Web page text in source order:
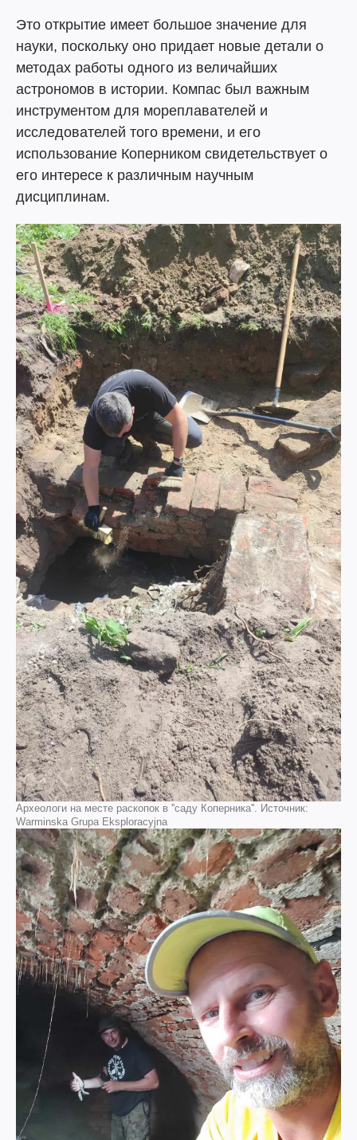
Это открытие имеет большое значение для
науки, поскольку оно придает новые детали о
методах работы одного из величайших
астрономов в истории. Компас был важным
инструментом для мореплавателей и
исследователей того времени, и его
использование Коперником свидетельствует о
его интересе к различным научным
дисциплинам.
Археологи на месте раскопок в ''саду Коперника''. Источник:
Warminska Grupa Eksploracyjna